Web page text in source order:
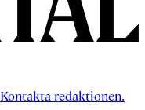
Kontakta redaktionen.